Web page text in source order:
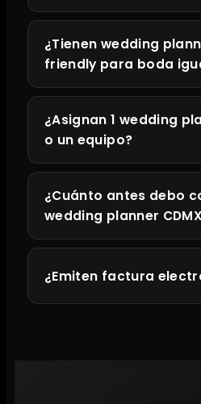
¿Tienen wedding
friendly para boda
¿Asignan 1 wedding
o un equipo?
¿Cuánto antes debo
wedding planner
¿Emiten factura